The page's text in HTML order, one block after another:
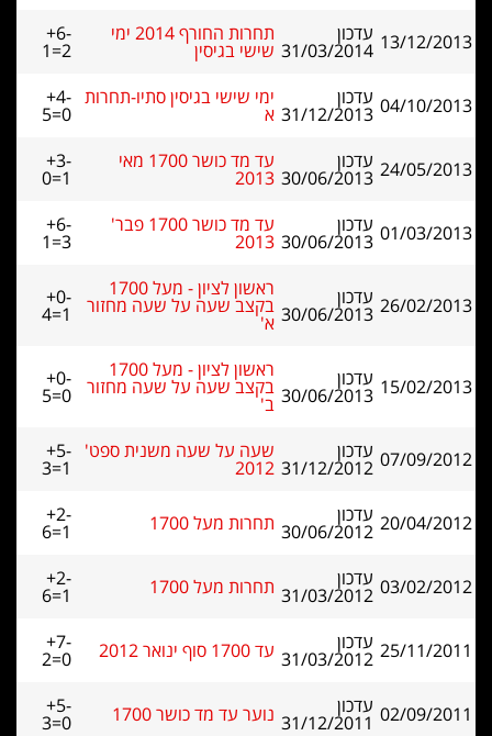
13/12/2013 עדכון
31/03/2014
תחרות החורף 2014 ימי
שישי בגיסין
+6-
1=2
04/10/2013 עדכון
31/12/2013
ימי שישי בגיסין סתיו-תחרות
א
+4-
5=0
24/05/2013 עדכון
30/06/2013
עד מד כושר 1700 מאי
2013
+3-
0=1
01/03/2013 עדכון
30/06/2013
עד מד כושר 1700 פבר'
2013
+6-
1=3
26/02/2013 עדכון
30/06/2013
ראשון לציון - מעל 1700
בקצב שעה על שעה מחזור
א'
+0-
4=1
15/02/2013 עדכון
30/06/2013
ראשון לציון - מעל 1700
בקצב שעה על שעה מחזור
ב'
+0-
5=0
07/09/2012 עדכון
31/12/2012
שעה על שעה משנית ספט'
2012
+5-
3=1
20/04/2012 עדכון
30/06/2012 תחרות מעל 1700 +2-
6=1
03/02/2012 עדכון
31/03/2012 תחרות מעל 1700 +2-
6=1
25/11/2011 עדכון
31/03/2012 עד 1700 סוף ינואר 2012 +7-
2=0
02/09/2011 עדכון
31/12/2011 נוער עד מד כושר 1700 +5-
3=0